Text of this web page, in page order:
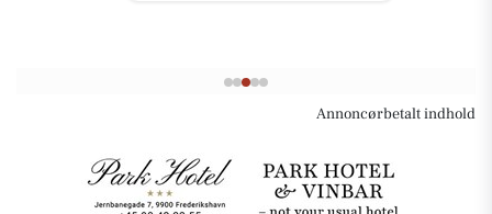
Annoncørbetalt indhold